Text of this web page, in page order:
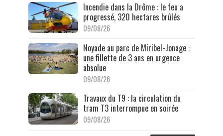
Incendie dans la Drôme : le feu a
progressé, 320 hectares brûlés
09/08/26
Noyade au parc de Miribel-Jonage :
une fillette de 3 ans en urgence
absolue
09/08/26
Travaux du T9 : la circulation du
tram T3 interrompue en soirée
09/08/26